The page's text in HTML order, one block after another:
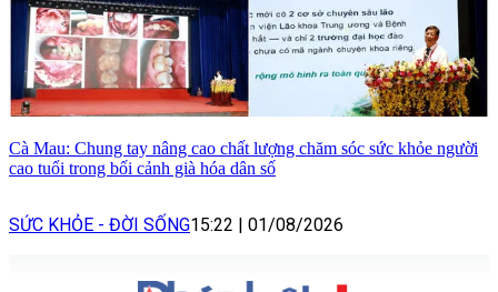
Cà Mau: Chung tay nâng cao chất lượng chăm sóc sức khỏe người
cao tuổi trong bối cảnh già hóa dân số
SỨC KHỎE - ĐỜI SỐNG15:22 | 01/08/2026